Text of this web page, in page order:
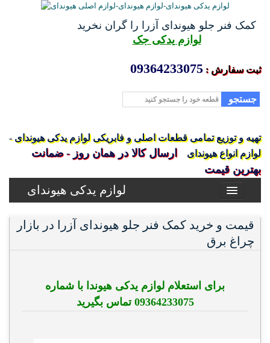
کمک فنر جلو هیوندای آزرا را گران نخرید
لوازم یدکی جک
ثبت سفارش : 09364233075
جستجو
تهیه و توزیع تمامی قطعات اصلی و فابریکی لوازم یدکی هیوندای -
لوازم انواع هیوندای
ارسال کالا در همان روز - ضمانت
بهترین قیمت
لوازم یدکی هیوندای
قیمت و خرید کمک فنر جلو هیوندای آزرا در بازار
چراغ برق
برای استعلام لوازم یدکی هیوندا با شماره
09364233075 تماس بگیرید